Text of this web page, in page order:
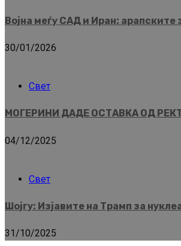
Војна меѓу САД и Иран: арапските
30/01/2026
Свет
МОГЕРИНИ ДАДЕ ОСТАВКА ОД
04/12/2025
Свет
Шојгу: Изјавите на Трамп за
31/10/2025